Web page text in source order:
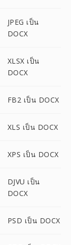
JPEG เป็น
DOCX
XLSX เป็น
DOCX
FB2 เป็น DOCX
XLS เป็น DOCX
XPS เป็น DOCX
DJVU เป็น
DOCX
PSD เป็น DOCX